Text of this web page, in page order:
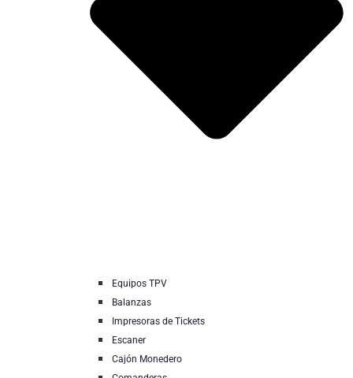
Equipos TPV
Balanzas
Impresoras de Tickets
Escaner
Cajón Monedero